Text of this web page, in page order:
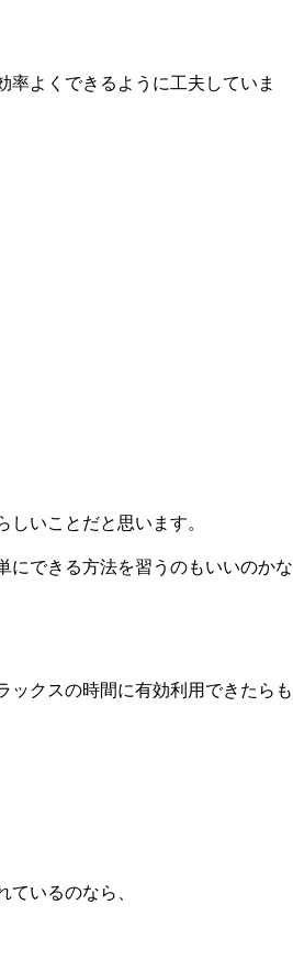
率よくできるように工夫していま
いことだと思います。
にできる方法を習うのもいいのかな
ックスの時間に有効利用できたらも
いるのなら、